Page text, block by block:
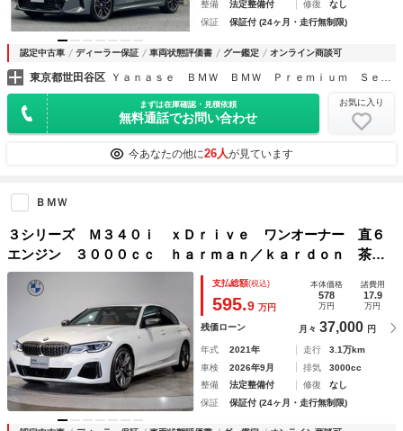
整備
法定整備付 修復
なし
保証
保証付 (24ヶ月・走行無制限)
認定中古車 ディーラー保証 車両状態評価書 グー鑑定 オンライン商談可
東京都世田谷区
まずは在庫確認・見積依頼
無料通話でお問い合わせ
お気に入り
今あなたの他に26人が見ています
ＢＭＷ
３シリーズ Ｍ３４０ｉ ｘＤｒｉｖｅ ワンオーナー 直６
エンジン ３０００ｃｃ ｈａｒｍａｎ／ｋａｒｄｏｎ 茶
革 ヘッドアップディスプレイ 地デジＴＶ 全周囲カメラ
シートヒーター 電動シート 電動トランク 純正１９ＡＷ
障害物センサー
支払総額(税込)
595.9 万円
本体価格
578
万円
諸費用
17.9
万円
残価ローン 月々 37,000 円
年式 2021年 走行
3.1万km
車検
2026年9月 排気
3000cc
整備
法定整備付 修復
なし
保証
保証付 (24ヶ月・走行無制限)